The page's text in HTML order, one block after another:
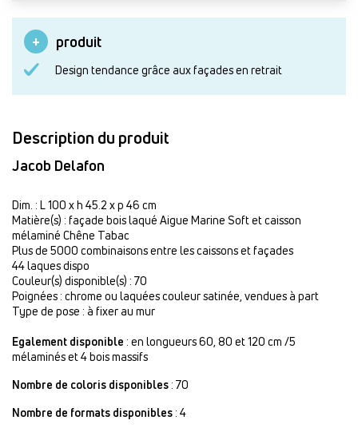
produit
Design tendance grâce aux façades en retrait
Description du produit
Jacob Delafon
Dim. : L 100 x h 45.2 x p 46 cm
Matière(s) : façade bois laqué Aigue Marine Soft et caisson
mélaminé Chêne Tabac
Plus de 5000 combinaisons entre les caissons et façades
44 laques dispo
Couleur(s) disponible(s) : 70
Poignées : chrome ou laquées couleur satinée, vendues à part
Type de pose : à fixer au mur
Egalement disponible : en longueurs 60, 80 et 120 cm /5
mélaminés et 4 bois massifs
Nombre de coloris disponibles : 70
Nombre de formats disponibles : 4